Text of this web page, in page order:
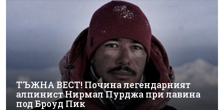
ТЪЖНА ВЕСТ! Почина легендарният
алпинист Нирмал Пурджа при лавина
под Броуд Пик